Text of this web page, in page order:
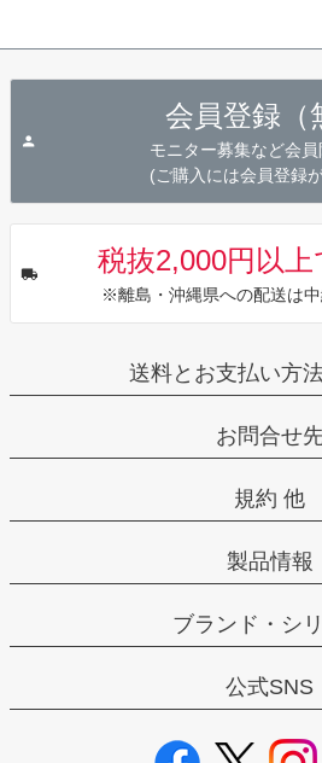
会員登録（
モニター募集など会
(ご購入には会員登録
税抜2,000円以
※離島・沖縄県への配送は
送料とお支払い方
お問合せ
規約 他
製品情報
ブランド・シ
公式SNS